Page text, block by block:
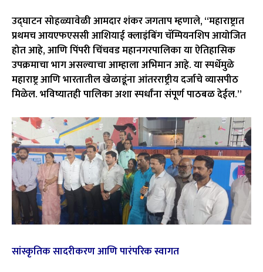
उद्घाटन सोहळ्यावेळी आमदार शंकर जगताप म्हणाले, “महाराष्ट्रात
प्रथमच आयएफएससी आशियाई क्लाइंबिंग चॅम्पियनशिप आयोजित
होत आहे, आणि पिंपरी चिंचवड महानगरपालिका या ऐतिहासिक
उपक्रमाचा भाग असल्याचा आम्हाला अभिमान आहे. या स्पर्धेमुळे
महाराष्ट्र आणि भारतातील खेळाडूंना आंतरराष्ट्रीय दर्जाचे व्यासपीठ
मिळेल. भविष्यातही पालिका अशा स्पर्धांना संपूर्ण पाठबळ देईल.”
सांस्कृतिक सादरीकरण आणि पारंपरिक स्वागत